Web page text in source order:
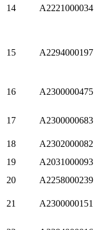
14 A2221000034
15 A2294000197
16 A2300000475
17 A2300000683
18 A2302000082
19
A2031000093
20
A2258000239
21 A2300000151